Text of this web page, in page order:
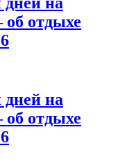
отдыхе
дней на
отдыхе